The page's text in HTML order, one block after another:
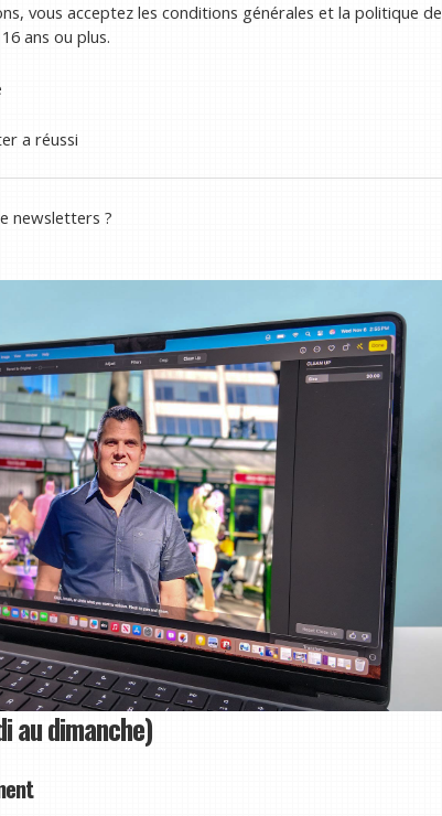
vous acceptez les conditions générales et la politique de
ans ou plus.
a réussi
newsletters ?
au dimanche)